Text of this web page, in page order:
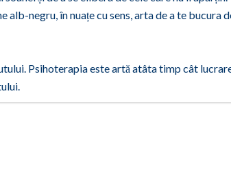
negru, în nuațe cu sens, arta de a te bucura
Psihoterapia este artă atâta timp cât